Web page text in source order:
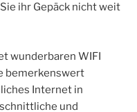
ihr Gepäck nicht weit
wunderbaren WIFI
bemerkenswert
Internet in
und